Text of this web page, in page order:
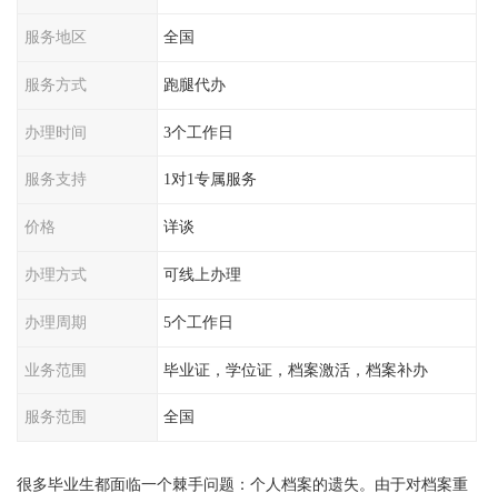
服务地区 全国
服务方式 跑腿代办
办理时间 3个工作日
服务支持 1对1专属服务
价格 详谈
办理方式 可线上办理
办理周期 5个工作日
业务范围 毕业证，学位证，档案激活，档案补办
服务范围 全国
很多毕业生都面临一个棘手问题：个人档案的遗失。由于对档案重